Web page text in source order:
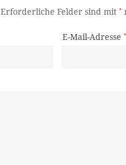
Erforderliche Felder sind mit*
E-Mail-Adresse *